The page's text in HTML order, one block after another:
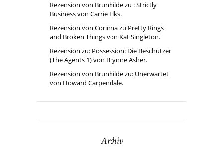
Rezension von Brunhilde zu : Strictly
Business von Carrie Elks.
Rezension von Corinna zu Pretty Rings
and Broken Things von Kat Singleton.
Rezension zu: Possession: Die Beschützer
(The Agents 1) von Brynne Asher.
Rezension von Brunhilde zu: Unerwartet
von Howard Carpendale.
Archiv